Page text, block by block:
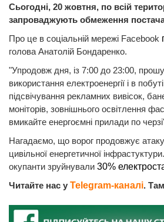
Сьогодні, 20 жовтня, по всій
запроваджують обмеження
Про це в соціальній мережі Facebook
голова Анатолій Бондаренко.
"Упродовж дня, із 7:00 до 23:00,
використання електроенергії і в
підсвічування рекламних вивісок,
моніторів, зовнішнього освітлення
вмикайте енергоємні прилади по
Нагадаємо, що ворог продовжує
цивільної енергетичної
окупанти зруйнували 30%
Читайте нас у Telegram-каналі.